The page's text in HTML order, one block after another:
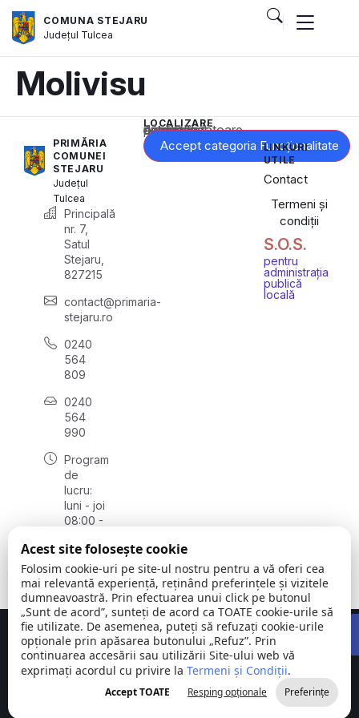
COMUNA STEJARU
Județul Tulcea
Molivisu
PRIMĂRIA
COMUNEI
STEJARU
Județul
Tulcea
Principală
nr. 7,
Satul
Stejaru,
827215
contact@primaria-
stejaru.ro
0240
564
809
0240
564
990
Program
de
lucru:
luni - joi
08:00 -
vineri
08:00 -
14:00
LOCALIZARE
Acest conținut este blocat până când acceptați categoria corespunzătoare de cookie-uri.
Accept categoria Funcționalitate
LINKURI
UTILE
Contact
Termeni și
condiții
S.O.S.
pentru
administrația
publică
locală
Comuna
Stejaru |
județul Tulcea
©
2026
Toate
drepturile
rezervate
Concept realizat deBig Media Relații Publice SRL
Acest site folosește cookie
Folosim cookie-uri pe site-ul nostru pentru a vă oferi cea
mai relevantă experiență, reținând preferințele și vizitele
dumneavoastră. Prin efectuarea unui click pe butonul
„Sunt de acord”, sunteți de acord ca TOATE cookie-urile să
fie utilizate. De asemenea, puteți să refuzați cookie-urile
opționale prin apăsarea butonului „Refuz”. Prin
continuarea accesării sau utilizării Site-ului web vă
exprimați acordul cu privire la Termeni și Condiții.
Accept TOATE Resping opționale Preferințe